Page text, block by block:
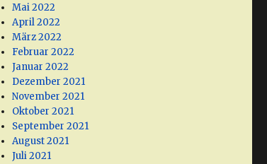
Mai 2022
April 2022
März 2022
Februar 2022
Januar 2022
Dezember 2021
November 2021
Oktober 2021
September 2021
August 2021
Juli 2021